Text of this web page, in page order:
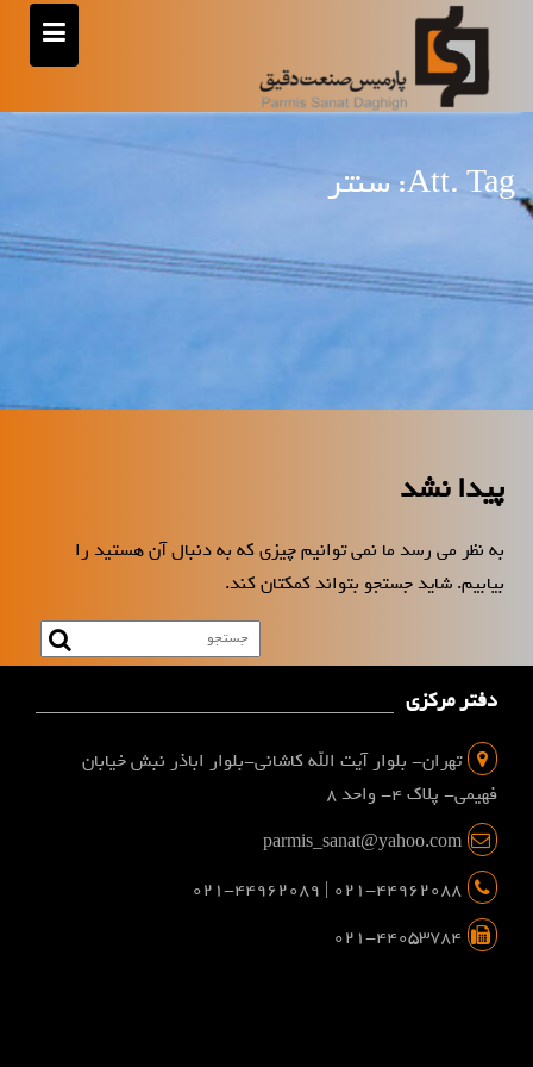
Att. Tag: سنتر
پیدا نشد
به نظر می رسد ما نمی توانیم چیزی که به دنبال آن هستید را
بیابیم. شاید جستجو بتواند کمکتان کند.
دفتر مرکزی
تهران- بلوار آیت الله کاشانی-بلوار اباذر نبش خیابان
فهیمی- پلاک 4- واحد 8
parmis_sanat@yahoo.com
021-44962088 | 021-44962089
021-44053784